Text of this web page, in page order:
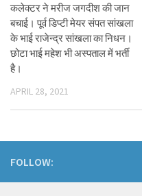
कलेक्टर ने मरीज जगदीश की जान
बचाई। पूर्व डिप्टी मेयर संपत सांखला
के भाई राजेन्द्र सांखला का निधन।
छोटा भाई महेश भी अस्पताल में भर्ती
है।
APRIL 28, 2021
FOLLOW: